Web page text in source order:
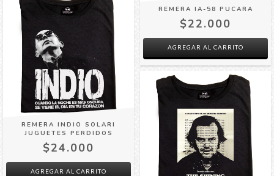
REMERA IA-58 PUCARA
$22.000
AGREGAR AL CARRITO
REMERA INDIO SOLARI
JUGUETES PERDIDOS
$24.000
AGREGAR AL CARRITO